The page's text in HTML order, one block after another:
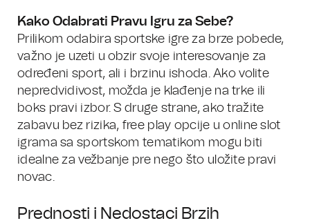
Kako Odabrati Pravu Igru za Sebe?
Prilikom odabira sportske igre za brze pobede,
važno je uzeti u obzir svoje interesovanje za
određeni sport, ali i brzinu ishoda. Ako volite
nepredvidivost, možda je klađenje na trke ili
boks pravi izbor. S druge strane, ako tražite
zabavu bez rizika, free play opcije u online slot
igrama sa sportskom tematikom mogu biti
idealne za vežbanje pre nego što uložite pravi
novac.
Prednosti i Nedostaci Brzih